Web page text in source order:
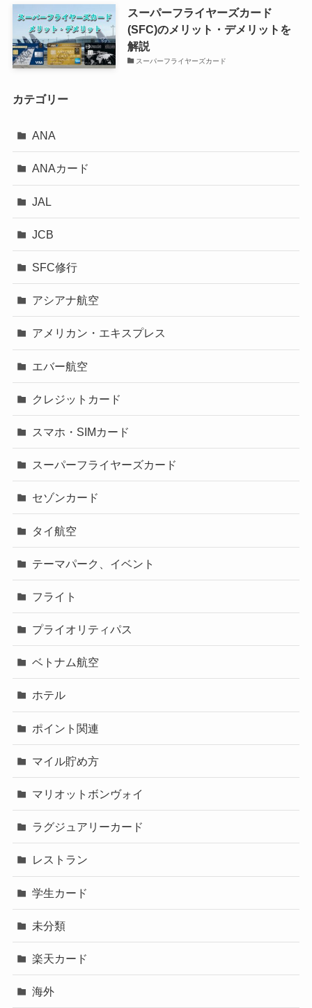
スーパーフライヤーズカード
(SFC)のメリット・デメリットを
解説
スーパーフライヤーズカード
カテゴリー
ANA
ANAカード
JAL
JCB
SFC修行
アシアナ航空
アメリカン・エキスプレス
エバー航空
クレジットカード
スマホ・SIMカード
スーパーフライヤーズカード
セゾンカード
タイ航空
テーマパーク、イベント
フライト
プライオリティパス
ベトナム航空
ホテル
ポイント関連
マイル貯め方
マリオットボンヴォイ
ラグジュアリーカード
レストラン
学生カード
未分類
楽天カード
海外